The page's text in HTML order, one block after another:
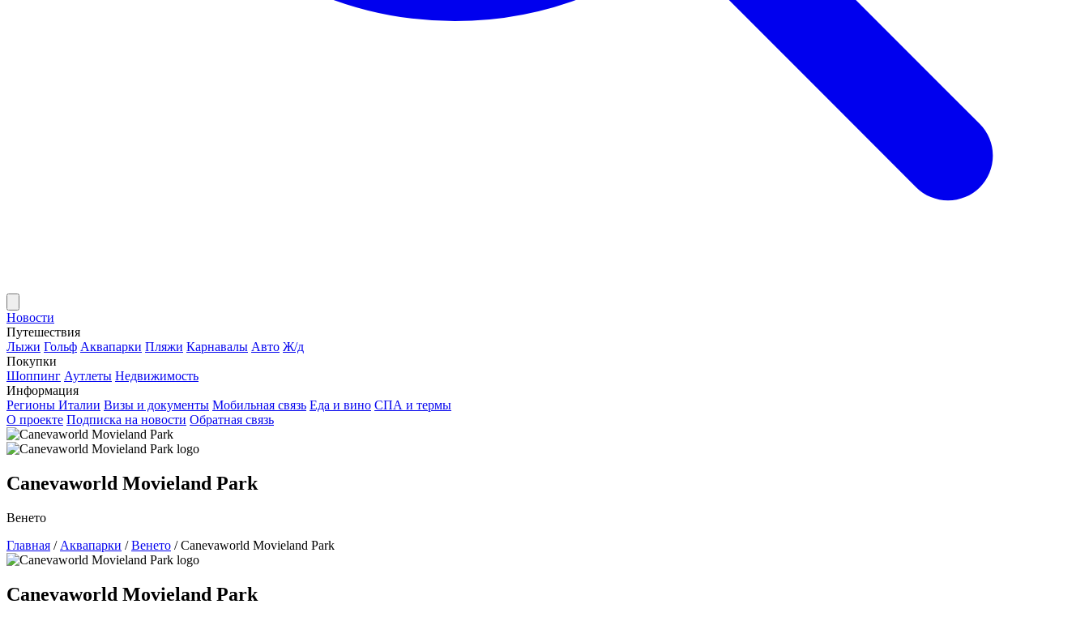
Новости
Путешествия
Лыжи Гольф Аквапарки Пляжи Карнавалы Авто Ж/д
Покупки
Шоппинг Аутлеты Недвижимость
Информация
Регионы Италии Визы и документы Мобильная связь Еда и вино СПА и термы
О проекте Подписка на новости Обратная связь
Canevaworld Movieland Park
Венето
Главная / Аквапарки / Венето / Canevaworld Movieland Park
Canevaworld Movieland Park